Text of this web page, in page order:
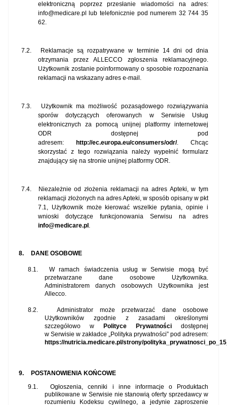
elektroniczną poprzez przesłanie wiadomości na adres:
info@medicare.pl lub telefonicznie pod numerem 32 744 35
62.
7.2.
Reklamacje są rozpatrywane w terminie 14 dni od dnia
otrzymania przez ALLECCO zgłoszenia reklamacyjnego.
Użytkownik zostanie poinformowany o sposobie rozpoznania
reklamacji na wskazany adres e-mail.
7.3.
Użytkownik ma możliwość pozasądowego rozwiązywania
sporów dotyczących oferowanych w Serwisie Usług
elektronicznych za pomocą unijnej platformy internetowej
ODR dostępnej pod
adresem:
http://ec.europa.eu/consumers/odr/. Chcąc
skorzystać z tego rozwiązania należy wypełnić formularz
znajdujący się na stronie unijnej platformy ODR.
7.4.
Niezależnie od złożenia reklamacji na adres Apteki, w tym
reklamacji złożonych na adres Apteki, w sposób opisany w pkt
7.1, Użytkownik może kierować wszelkie pytania, opinie i
wnioski dotyczące funkcjonowania Serwisu na adres
info@medicare.pl .
8. DANE OSOBOWE
8.1.
W ramach świadczenia usług w Serwisie mogą być
przetwarzane dane osobowe Użytkownika.
Administratorem danych osobowych Użytkownika jest
Allecco.
8.2.
Administrator może przetwarzać dane osobowe
Użytkowników zgodnie z zasadami określonymi
szczegółowo w
Polityce Prywatności dostępnej
w Serwisie w zakładce „Polityka prywatności” pod adresem:
https://nutricia.medicare.pl/strony/
9.
POSTANOWIENIA KOŃCOWE
9.1.
Ogłoszenia, cenniki i inne informacje o Produktach
publikowane w Serwisie nie stanowią oferty sprzedawcy w
rozumieniu Kodeksu cywilnego, a jedynie zaproszenie